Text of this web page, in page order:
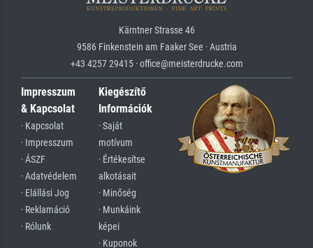
Kärntner Strasse 46
9586 Finkenstein am Faaker See · Austria
+43 4257 29415 · office@meisterdrucke.com
Impresszum
& Kapcsolat
· Kapcsolat
· Impresszum
· ÁSZF
· Adatvédelem
· Elállási Jog
· Reklamáció
· Rólunk
Kiegészítő
Információk
· Saját
motívum
· Értékesítse
alkotásait
· Minőség
· Munkáink
képei
· Kuponok